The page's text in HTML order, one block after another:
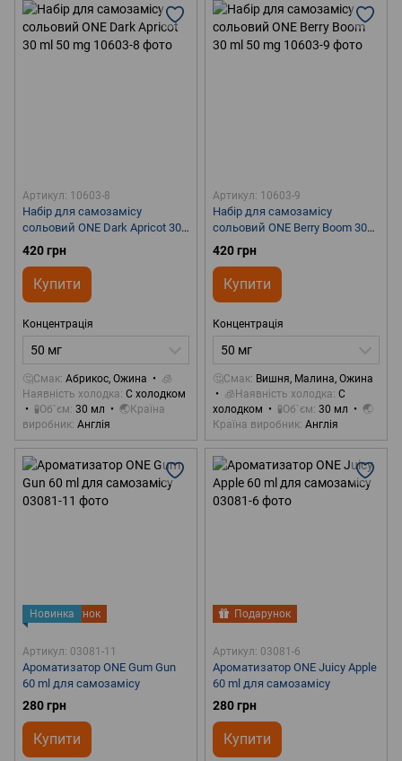
Артикул: 10603-8
Набір для самозамісу
сольовий ONE Dark Apricot 30
ml 50 mg
420 грн
Купити
Концентрація
50 мг
🤔Смак Абрикос, Ожина
🧊
Наявність холодка С холодком
🧪Об`єм 30 мл
🌏Країна
виробник Англія
Артикул: 10603-9
Набір для самозамісу
сольовий ONE Berry Boom 30
ml 50 mg
420 грн
Купити
Концентрація
50 мг
🤔Смак Вишня, Малина, Ожина
🧊Наявність холодка С
холодком
🧪Об`єм 30 мл
🌏
Країна виробник Англія
Подарунок
Новинка
Артикул: 03081-11
Ароматизатор ONE Gum Gun
60 ml для самозамісу
280 грн
Купити
Подарунок
Артикул: 03081-6
Ароматизатор ONE Juicy Apple
60 ml для самозамісу
280 грн
Купити